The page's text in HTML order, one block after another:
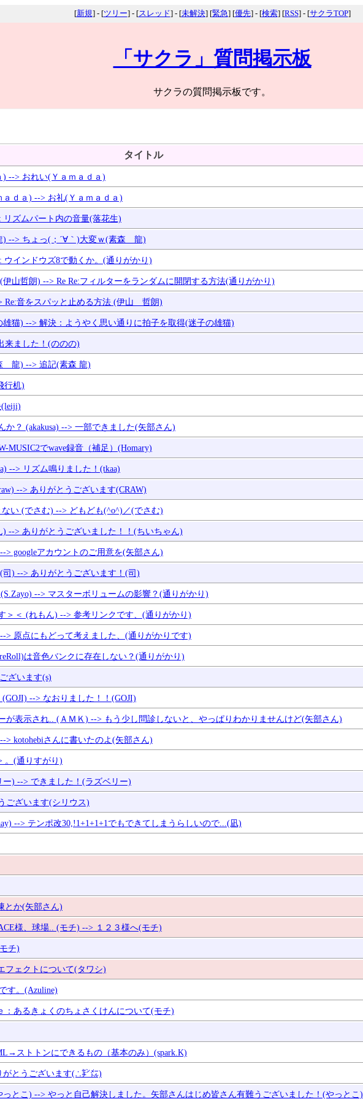
[新規] - [ツリー] - [スレッド] - [未解決] [緊急] [優先] - [検索] [RSS] - [サクラTOP]
「サクラ」質問掲示板
サクラの質問掲示板です。
タイトル
--> おれい(Ｙａｍａｄａ)
ｄａ) --> お礼(Ｙａｍａｄａ)
リズムパート内の音量(落花生)
--> ちょっ(；´∀｀)大変ｗ(素森 龍)
ウインドウズ8で動くか。(通りがかり)
山哲朗) --> Re Re:フィルターをランダムに開閉する方法(通りがかり)
Re:音をスパッと止める方法 (伊山 哲朗)
猫) --> 解決：ようやく思い通りに拍子を取得(迷子の雄猫)
来ました！(ののの)
龍) --> 追記(素森 龍)
行机)
(leiji)
？ (akakusa) --> 一部できました(矢部さん)
MUSIC2でwave録音（補足）(Homary)
--> リズム鳴りました！(tkaa)
--> ありがとうございます(CRAW)
い (でさむ) --> どもども(^o^)／(でさむ)
--> ありがとうございました！！(ちいちゃん)
googleアカウントのご用意を(矢部さん)
) --> ありがとうございます！(司)
--> マスターボリュームの影響？(通りがかり)
＞＜ (れもん) --> 参考リンクです、(通りがかり)
> 原点にもどって考えました、(通りがかりです)
は音色バンクに存在しない？(通りがかり)
ざいます(s)
--> なおりました！！(GOJI)
が表示され.. (ＡＭＫ) --> もう少し問診しないと、やっぱりわかりませんけど(矢部さん)
kotohebiさんに書いたのよ(矢部さん)
。(通りすがり)
) --> できました！(ラズベリー)
ございます(シリウス)
--> テンポ改30,!1+1+1+1でもできてしまうらしいので...(凪)
とか(矢部さん)
様、球場.. (モチ) --> １２３様へ(モチ)
チ)
フェクトについて(タワシ)
す。(Azuline)
あるきょくのちょさくけんについて(モチ)
ストトンにできるもの（基本のみ）(spark.K)
とうございます(∴㌢㍍)
とこ) --> やっと自己解決しました。矢部さんはじめ皆さん有難うございました！(やっとこ)